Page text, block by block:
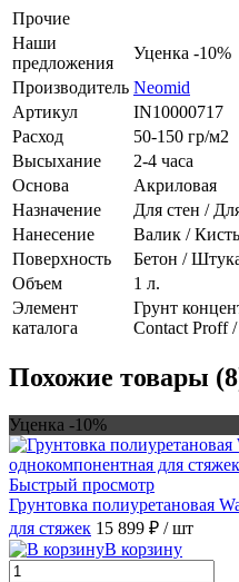
Прочие
Наши
предложения
Уценка -10%
Производитель Neomid
Артикул
IN10000717
Расход
50-150 гр/м2
Высыхание
2-4 часа
Основа
Акриловая
Назначение
Для стен /
Нанесение
Валик /
Поверхность
Бетон /
Объем
1 л.
Элемент
каталога
Грунт
Contact Proff
Похожие товары
Уценка -10%
Быстрый просмотр
Грунтовка полиуретановая
для стяжек 15 899 ₽ / шт
В корзину